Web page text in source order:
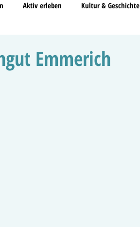
Aktiv erleben Kultur & Geschichte
Emmerich